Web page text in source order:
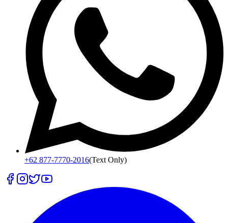
+62 877-7770-2016(Text Only)